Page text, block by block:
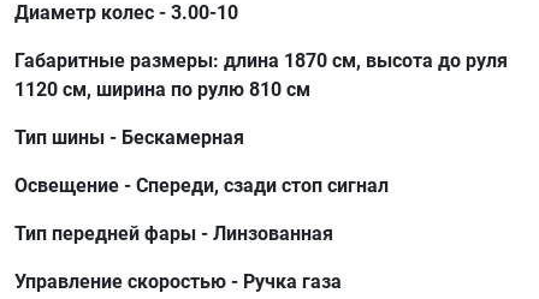
Диаметр колес - 3.00-10
Габаритные размеры: длина 1870 см, высота до руля
1120 см, ширина по рулю 810 см
Тип шины - Бескамерная
Освещение - Спереди, сзади стоп сигнал
Тип передней фары - Линзованная
Управление скоростью - Ручка газа